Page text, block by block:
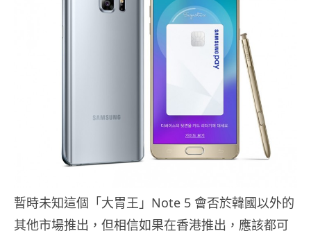
暫時未知這個「大胃王」Note 5 會否於韓國以外的
其他市場推出，但相信如果在香港推出，應該都可